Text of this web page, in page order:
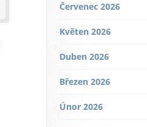
Červenec 2026
Květen 2026
Duben 2026
Březen 2026
Únor 2026